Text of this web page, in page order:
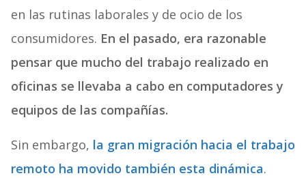
en las rutinas laborales y de ocio de los
consumidores. En el pasado, era razonable
pensar que mucho del trabajo realizado en
oficinas se llevaba a cabo en computadores y
equipos de las compañías.
Sin embargo, la gran migración hacia el trabajo
remoto ha movido también esta dinámica.